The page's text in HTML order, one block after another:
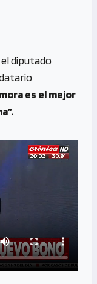
, el diputado
es el mejor